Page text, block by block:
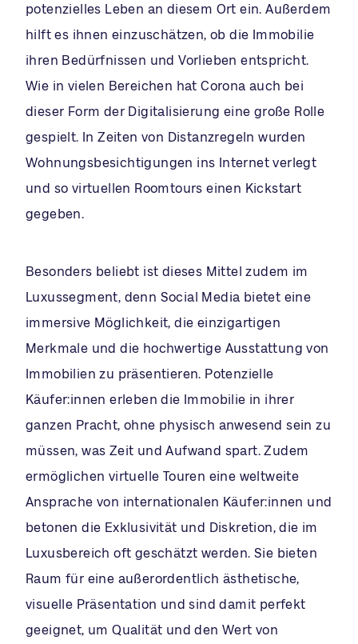
potenzielles Leben an diesem Ort ein. Außerdem
hilft es ihnen einzuschätzen, ob die Immobilie
ihren Bedürfnissen und Vorlieben entspricht.
Wie in vielen Bereichen hat Corona auch bei
dieser Form der Digitalisierung eine große Rolle
gespielt. In Zeiten von Distanzregeln wurden
Wohnungsbesichtigungen ins Internet verlegt
und so virtuellen Roomtours einen Kickstart
gegeben.
Besonders beliebt ist dieses Mittel zudem im
Luxussegment, denn Social Media bietet eine
immersive Möglichkeit, die einzigartigen
Merkmale und die hochwertige Ausstattung von
Immobilien zu präsentieren. Potenzielle
Käufer:innen erleben die Immobilie in ihrer
ganzen Pracht, ohne physisch anwesend sein zu
müssen, was Zeit und Aufwand spart. Zudem
ermöglichen virtuelle Touren eine weltweite
Ansprache von internationalen Käufer:innen und
betonen die Exklusivität und Diskretion, die im
Luxusbereich oft geschätzt werden. Sie bieten
Raum für eine außerordentlich ästhetische,
visuelle Präsentation und sind damit perfekt
geeignet, um Qualität und den Wert von